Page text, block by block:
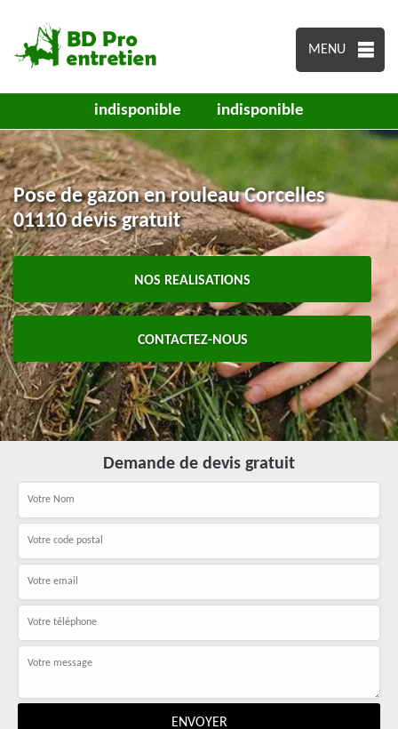
MENU
indisponible indisponible
Pose de gazon en rouleau Corcelles
01110 devis gratuit
NOS REALISATIONS
CONTACTEZ-NOUS
Demande de devis gratuit